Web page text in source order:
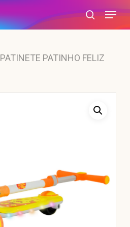
search
Menu
PATINETE PATINHO FELIZ